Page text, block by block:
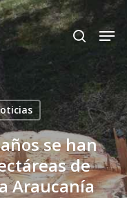
search
se han
de
Araucanía
Close
Menu